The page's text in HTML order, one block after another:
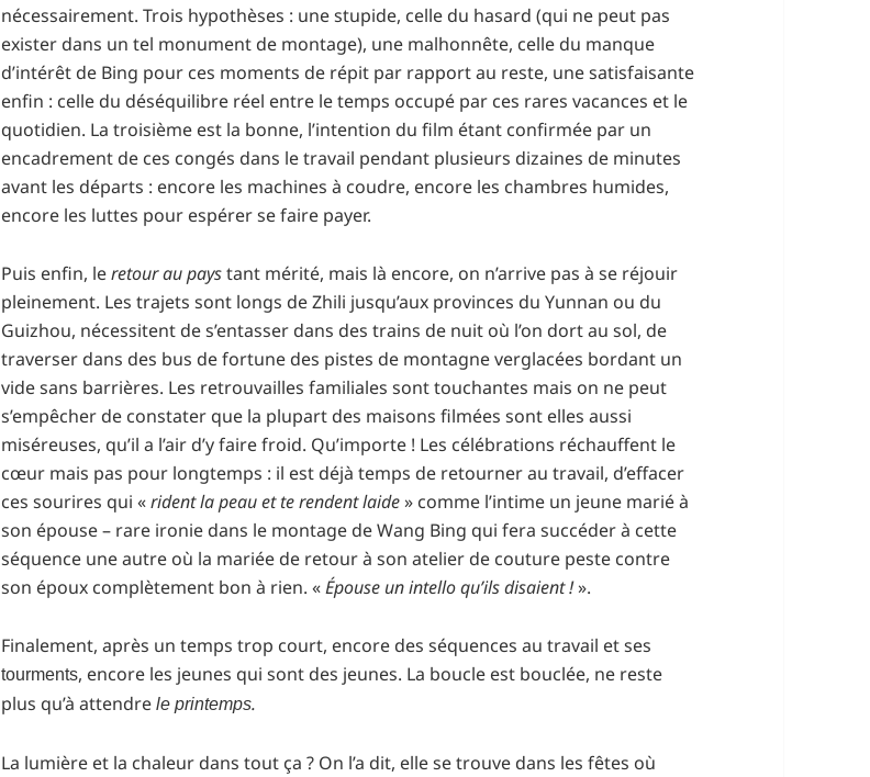
nécessairement. Trois hypothèses : une stupide, celle du hasard (qui ne peut pas
exister dans un tel monument de montage), une malhonnête, celle du manque
d’intérêt de Bing pour ces moments de répit par rapport au reste, une satisfaisante
enfin : celle du déséquilibre réel entre le temps occupé par ces rares vacances et le
quotidien. La troisième est la bonne, l’intention du film étant confirmée par un
encadrement de ces congés dans le travail pendant plusieurs dizaines de minutes
avant les départs : encore les machines à coudre, encore les chambres humides,
encore les luttes pour espérer se faire payer.
Puis enfin, leretour au paystant mérité, mais là encore, on n’arrive pas à se réjouir
pleinement. Les trajets sont longs de Zhili jusqu’aux provinces du Yunnan ou du
Guizhou, nécessitent de s’entasser dans des trains de nuit où l’on dort au sol, de
traverser dans des bus de fortune des pistes de montagne verglacées bordant un
vide sans barrières. Les retrouvailles familiales sont touchantes mais on ne peut
s’empêcher de constater que la plupart des maisons filmées sont elles aussi
miséreuses, qu’il a l’air d’y faire froid. Qu’importe ! Les célébrations réchauffent le
cœur mais pas pour longtemps : il est déjà temps de retourner au travail, d’effacer
ces sourires qui «rident la peau et te rendent laide» comme l’intime un jeune marié à
son épouse – rare ironie dans le montage de Wang Bing qui fera succéder à cette
séquence une autre où la mariée de retour à son atelier de couture peste contre
son époux complètement bon à rien. «Épouse un intello qu’ils disaient !».
Finalement, après un temps trop court, encore des séquences au travail et ses
tourments, encore les jeunes qui sont des jeunes. La boucle est bouclée, ne reste
plus qu’à attendrele printemps.
La lumière et la chaleur dans tout ça ? On l’a dit, elle se trouve dans les fêtes où